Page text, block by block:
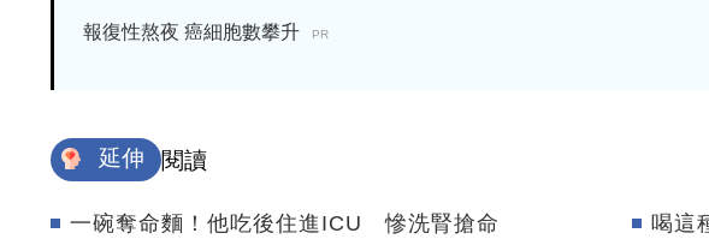
報復性熬夜 癌細胞數攀升 PR
延伸 閱讀
一碗奪命麵！他吃後住進ICU 慘洗腎搶命 喝這